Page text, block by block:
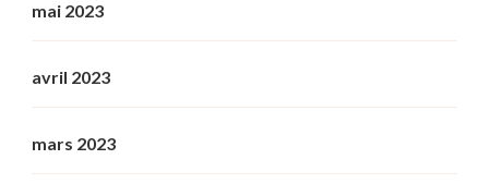
mai 2023
avril 2023
mars 2023